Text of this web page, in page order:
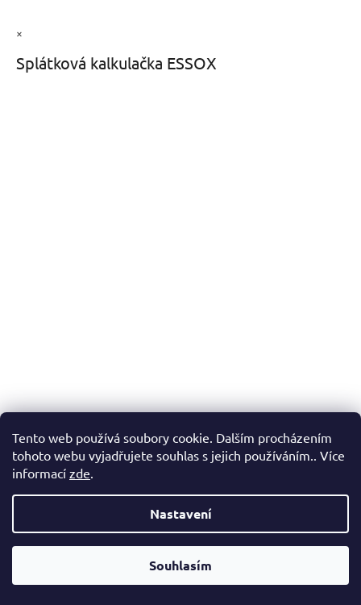
Tento web používá soubory cookie. Dalším procházením
tohoto webu vyjadřujete souhlas s jejich používáním.. Více
informací zde.
Nastavení
Souhlasím
Vážení zákazníci, v případě, že hledáte konkrétní zboží a my jej
nemáme v našem e-shopu, neváhejte nás kontaktovat a my Vám
×
Splátková kalkulačka ESSOX